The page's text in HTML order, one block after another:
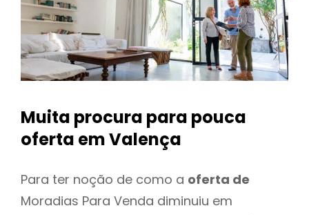
Muita procura para pouca
oferta em Valença
Para ter noção de como a oferta de
Moradias Para Venda diminuiu em